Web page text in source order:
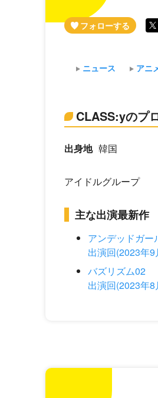
ニュース アニ
CLASS:yのプ
出身地 韓国
アイドルグループ
主な出演最新作
アンデッドガー
出演回(2023年
バズリズム02
出演回(2023年